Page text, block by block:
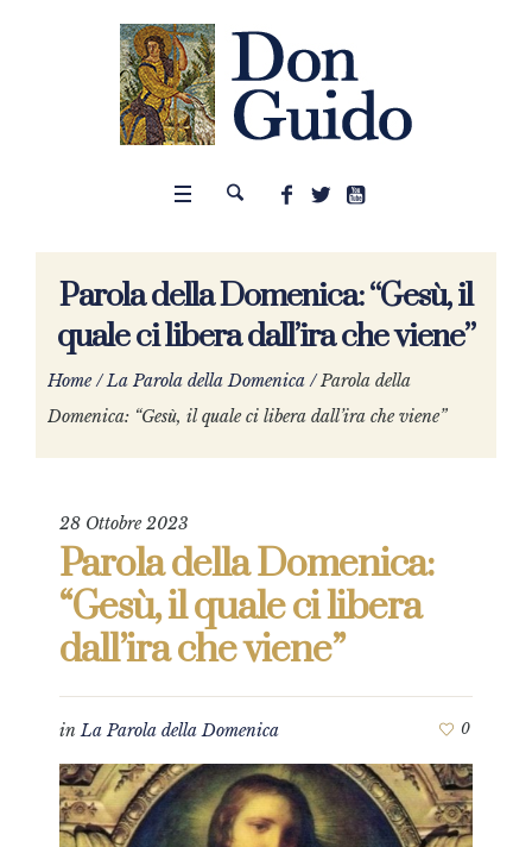
Parola della Domenica: “Gesù, il
quale ci libera dall’ira che viene”
Home /La Parola della Domenica /Parola della
Domenica: “Gesù, il quale ci libera dall’ira che viene”
28 Ottobre 2023
Parola della Domenica:
“Gesù, il quale ci libera
dall’ira che viene”
inLa Parola della Domenica 0